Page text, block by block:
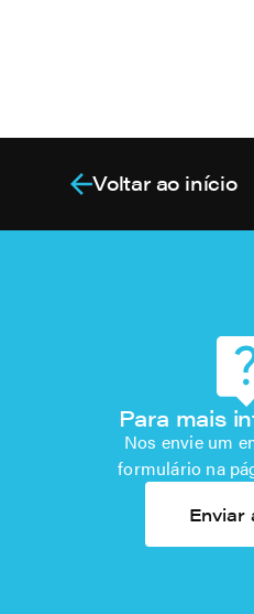
Voltar ao início
Para mais
Nos envie um
formulário na
Enviar